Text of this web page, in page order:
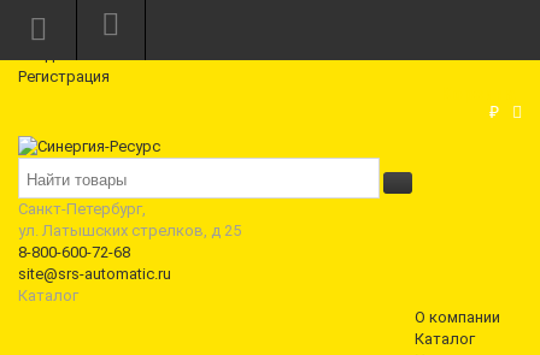
Режим работы: Пн—Пт: 10:00—18:00
Регистрация
₽
Санкт-Петербург,
ул. Латышских стрелков, д 25
8-800-600-72-68
site@srs-automatic.ru
Каталог
О компании
Каталог